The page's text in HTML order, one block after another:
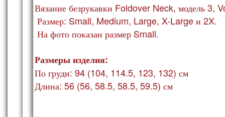
Вязание безрукавки Foldover Neck, модель 3,
Размер: Small, Medium, Large, X-Large и 2X.
На фото показан размер Small.
Размеры изделия:
По груди: 94 (104, 114.5, 123, 132) см
Длина: 56 (56, 58.5, 58.5, 59.5) см